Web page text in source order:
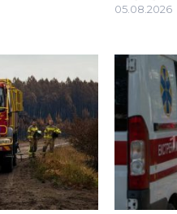
05.08.2026